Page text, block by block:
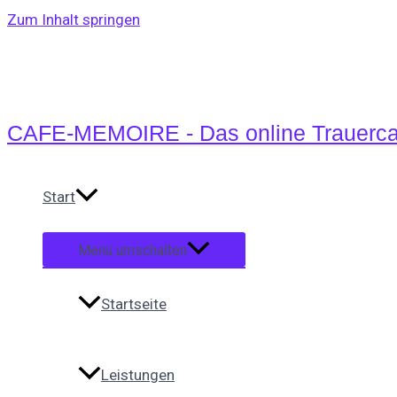
Zum Inhalt springen
CAFE-MEMOIRE - Das online
Start
Menü umschalten
Startseite
Leistungen